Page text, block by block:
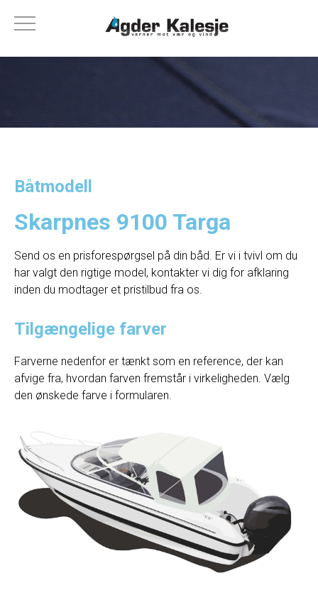
Båtmodell
Skarpnes 9100 Targa
Send os en prisforespørgsel på din båd. Er vi i tvivl om du
har valgt den rigtige model, kontakter vi dig for afklaring
inden du modtager et pristilbud fra os.
Tilgængelige farver
Farverne nedenfor er tænkt som en reference, der kan
afvige fra, hvordan farven fremstår i virkeligheden. Vælg
den ønskede farve i formularen.